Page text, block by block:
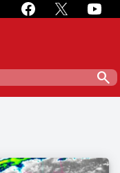
search